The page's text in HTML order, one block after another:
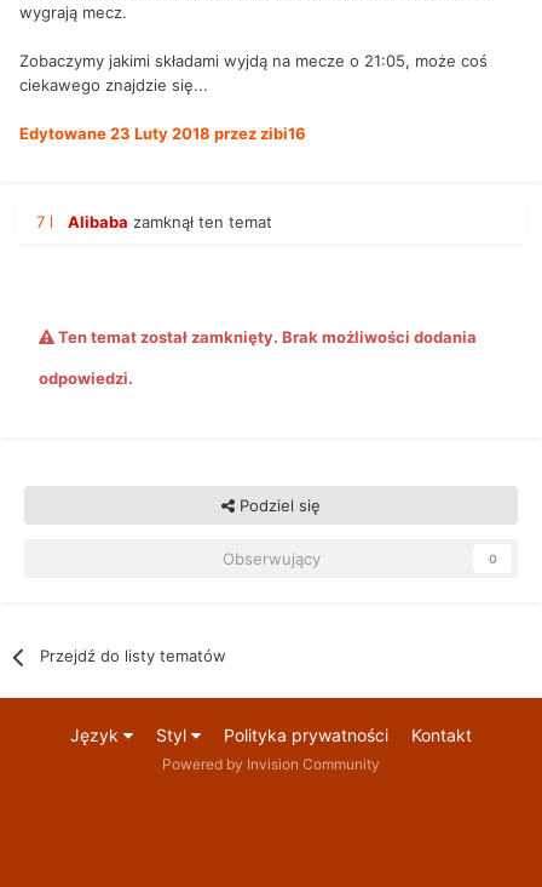
wygrają mecz.
Zobaczymy jakimi składami wyjdą na mecze o 21:05, może coś
ciekawego znajdzie się...
Edytowane23 Luty 2018 przez zibi16
7 l Alibaba zamknął ten temat
Ten temat został zamknięty. Brak możliwości dodania
odpowiedzi.
Podziel się
Obserwujący 0
Przejdź do listy tematów
Język Styl Polityka prywatności Kontakt
Powered by Invision Community